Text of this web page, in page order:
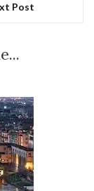
Post